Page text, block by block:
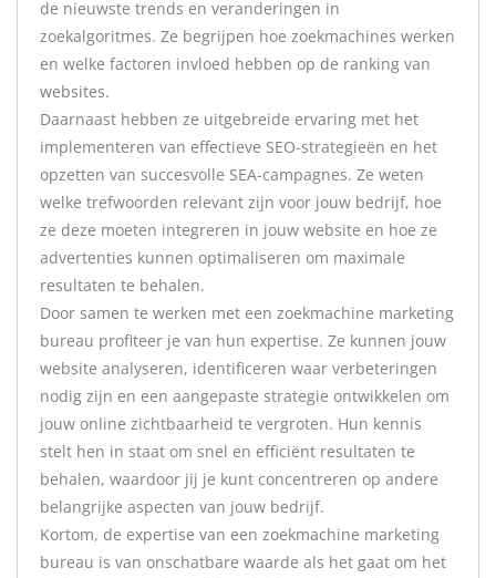
de nieuwste trends en veranderingen in
zoekalgoritmes. Ze begrijpen hoe zoekmachines werken
en welke factoren invloed hebben op de ranking van
websites.
Daarnaast hebben ze uitgebreide ervaring met het
implementeren van effectieve SEO-strategieën en het
opzetten van succesvolle SEA-campagnes. Ze weten
welke trefwoorden relevant zijn voor jouw bedrijf, hoe
ze deze moeten integreren in jouw website en hoe ze
advertenties kunnen optimaliseren om maximale
resultaten te behalen.
Door samen te werken met een zoekmachine marketing
bureau profiteer je van hun expertise. Ze kunnen jouw
website analyseren, identificeren waar verbeteringen
nodig zijn en een aangepaste strategie ontwikkelen om
jouw online zichtbaarheid te vergroten. Hun kennis
stelt hen in staat om snel en efficiënt resultaten te
behalen, waardoor jij je kunt concentreren op andere
belangrijke aspecten van jouw bedrijf.
Kortom, de expertise van een zoekmachine marketing
bureau is van onschatbare waarde als het gaat om het